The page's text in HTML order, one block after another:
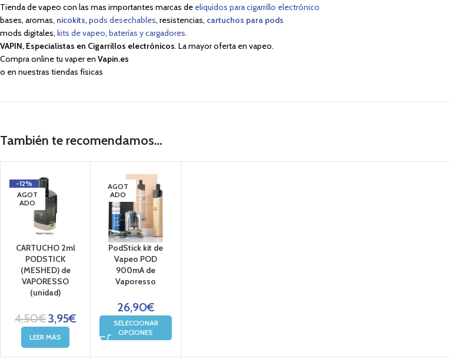
Tienda de vapeo con las mas importantes marcas de eliquidos para cigarrillo electrónico
bases, aromas, nicokits, pods desechables, resistencias, cartuchos para pods
mods digitales, kits de vapeo, baterías y cargadores.
VAPIN, Especialistas en Cigarrillos electrónicos. La mayor oferta en vapeo.
Compra online tu vaper en Vapin.es
o en nuestras tiendas físicas
También te recomendamos…
-12%
AGOT
ADO
CARTUCHO 2ml
PODSTICK
(MESHED) de
VAPORESSO
(unidad)
4,50€3,95€
LEER MÁS
AGOT
ADO
PodStick kit de
Vapeo POD
900mA de
Vaporesso
26,90€
SELECCIONAR
OPCIONES